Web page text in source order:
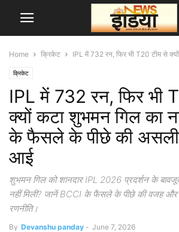
Home क्रिकेट IPL में 732 रन, फिर भी T20 टीम से
क्रिकेट
IPL में 732 रन, फिर भी
क्यों कटा शुभमन गिल का
के फैसले के पीछे की
आई
शुभमन गिल को शानदार IPL 2026 प्रदर्शन के
नहीं मिली? जानें BCCI के फैसले के पीछे की वजह
रणनीति।
By Devanshu panday - June 7, 2026